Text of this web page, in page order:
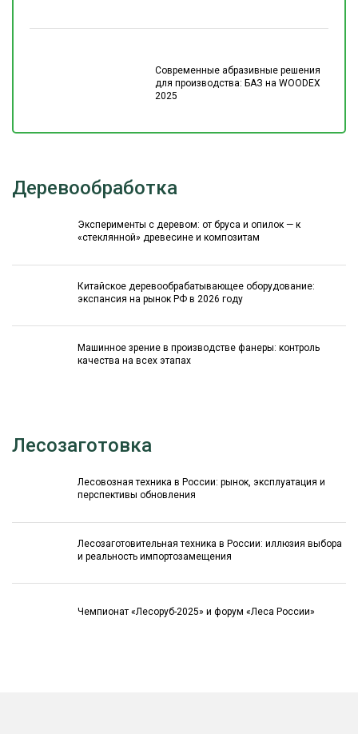
Современные абразивные решения
для производства: БАЗ на WOODEX
2025
Деревообработка
Эксперименты с деревом: от бруса и опилок — к
«стеклянной» древесине и композитам
Китайское деревообрабатывающее оборудование:
экспансия на рынок РФ в 2026 году
Машинное зрение в производстве фанеры: контроль
качества на всех этапах
Лесозаготовка
Лесовозная техника в России: рынок, эксплуатация и
перспективы обновления
Лесозаготовительная техника в России: иллюзия выбора
и реальность импортозамещения
Чемпионат «Лесоруб-2025» и форум «Леса России»